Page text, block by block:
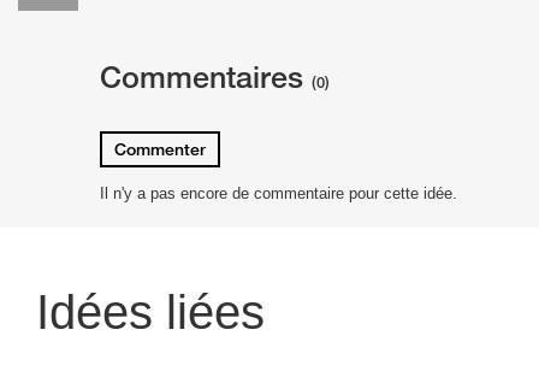
Commentaires (0)
Commenter
Il n'y a pas encore de commentaire pour cette idée.
Idées liées